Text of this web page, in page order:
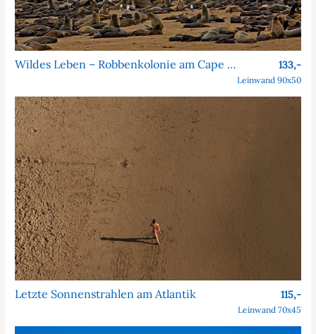
Wildes Leben – Robbenkolonie am Cape Cross 133,-
Leinwand 90x50
Letzte Sonnenstrahlen am Atlantik 115,-
Leinwand 70x45